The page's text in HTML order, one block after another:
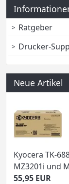
Ratgeber
Drucker-
Neue Artikel
Kyocera TK-
MZ3201i und
55,95 EUR